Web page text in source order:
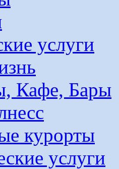
услуги
Кафе, Бары
курорты
услуги